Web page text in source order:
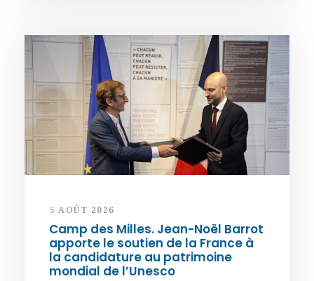
5 AOÛT 2026
Camp des Milles. Jean-Noël Barrot
apporte le soutien de la France à
la candidature au patrimoine
mondial de l’Unesco